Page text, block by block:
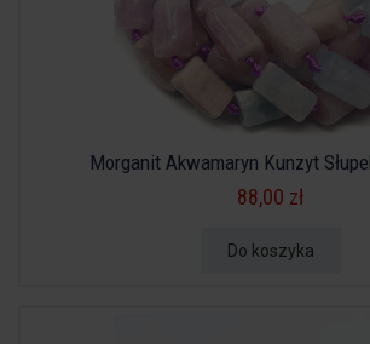
Morganit Akwamaryn Kunzyt
88,00 zł
Do koszyka